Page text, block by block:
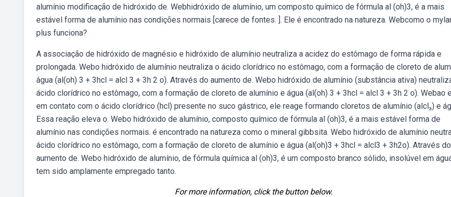
alumínio modificação de hidróxido de. Webhidróxido de alumínio, um composto químico de fórmula al (oh)3, é a mais
estável forma de alumínio nas condições normais [carece de fontes. ]. Ele é encontrado na natureza. Webcomo o
plus funciona?
A associação de hidróxido de magnésio e hidróxido de alumínio neutraliza a acidez do estômago de forma rápida e
prolongada. Webo hidróxido de alumínio neutraliza o ácido clorídrico no estômago, com a formação de cloreto de
água (al(oh) 3 + 3hcl = alcl 3 + 3h 2 o). Através do aumento de. Webo hidróxido de alumínio (substância ativa)
ácido clorídrico no estômago, com a formação de cloreto de alumínio e água (al(oh) 3 + 3hcl = alcl 3 + 3h 2 o). Webao
em contato com o ácido clorídrico (hcl) presente no suco gástrico, ele reage formando cloretos de alumínio (alcl₃) e
Essa reação eleva o. Webo hidróxido de alumínio, composto químico de fórmula al (oh)3, é a mais estável forma de
alumínio nas condições normais. é encontrado na natureza como o mineral gibbsita. Webo hidróxido de alumínio
ácido clorídrico no estômago, com a formação de cloreto de alumínio e água (al(oh)3 + 3hcl = alcl3 + 3h2o). Através do
aumento de. Webo hidróxido de alumínio, de fórmula química al (oh)3, é um composto branco sólido, insolúvel em
tem sido amplamente empregado tanto.
For more information, click the button below.